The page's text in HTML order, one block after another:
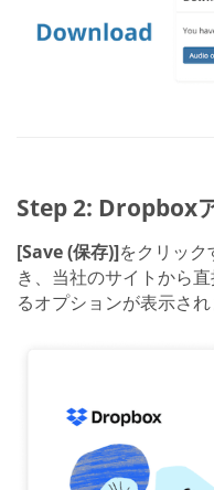
Step 2: Dropbox
[Save (保存)]をクリッ
き、当社のサイトから
るオプションが表示され